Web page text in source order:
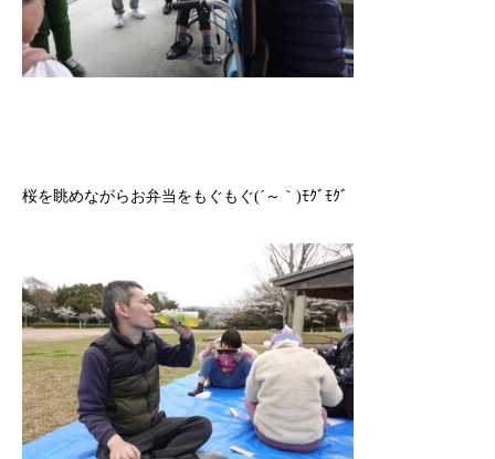
桜を眺めながらお弁当をもぐもぐ(´～｀ )ﾓｸﾞﾓｸﾞ